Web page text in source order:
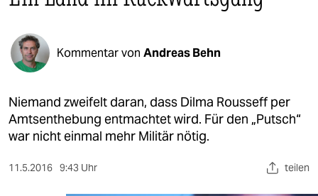
politik
öko
gesellschaft
kultur
sport
berlin
Kommentar von Andreas Behn
Niemand zweifelt daran, dass Dilma Rousseff per
Amtsenthebung entmachtet wird. Für den „Putsch“
war nicht einmal mehr Militär nötig.
11.5.2016 9:43 Uhr teilen